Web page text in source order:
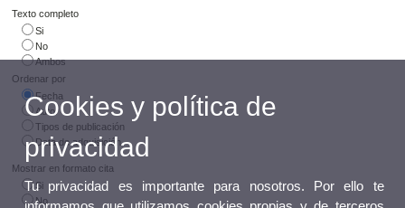
Texto completo
Si
No
Ambos
Ordenar por
Fecha
Autor
Tipos de publicación
Data de adquisición
Mostrar en formato cita
Si
No
Cookies y política de
privacidad
Tu privacidad es importante para nosotros. Por ello te